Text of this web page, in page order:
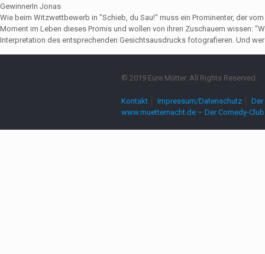
GewinnerIn Jonas
Wie beim Witzwettbewerb in "Schieb, du Sau!" muss ein Prominenter, der
Moment im Leben dieses Promis und wollen von ihren Zuschauern wissen:
Interpretation des entsprechenden Gesichtsausdrucks fotografieren. Und
© 2019 Eure Mütter. All Rights Reserved.
Kontakt Impressum/Datenschutz
www.muetternacht.de – Der Comedy-Club